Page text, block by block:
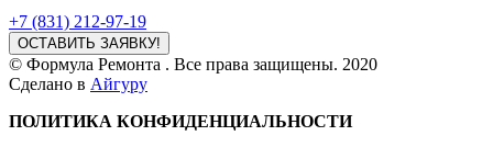
+7 (831) 212-97-19
ОСТАВИТЬ ЗАЯВКУ!
© Формула Ремонта . Все права защищены. 2020
Сделано в Айгуру
ПОЛИТИКА КОНФИДЕНЦИАЛЬНОСТИ